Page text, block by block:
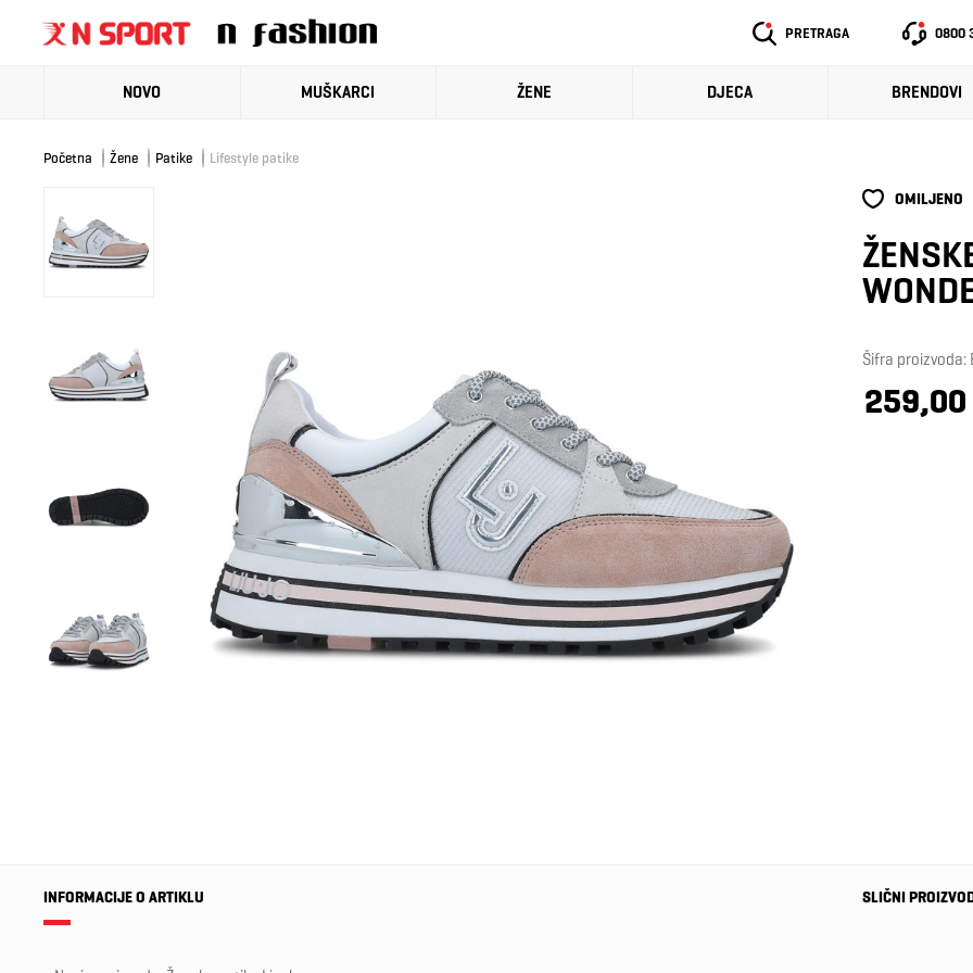
PRETRAGA 0800
NOVO MUŠKARCI ŽENE DJECA BRENDOVI
Početna Žene Patike Lifestyle patike
OMILJENO
Šifra proizvoda:
259,00
INFORMACIJE O ARTIKLU SLIČNI